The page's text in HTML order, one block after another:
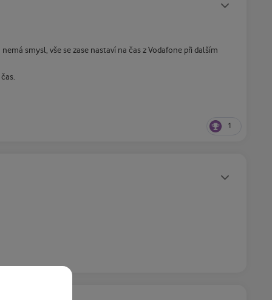
smysl, vše se zase nastaví na čas z Vodafone při dalším
1